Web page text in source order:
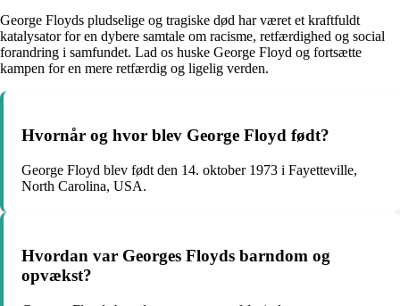
George Floyds pludselige og tragiske død har været et kraftfuldt
katalysator for en dybere samtale om racisme, retfærdighed og social
forandring i samfundet. Lad os huske George Floyd og fortsætte
kampen for en mere retfærdig og ligelig verden.
Hvornår og hvor blev George Floyd født?
George Floyd blev født den 14. oktober 1973 i Fayetteville,
North Carolina, USA.
Hvordan var Georges Floyds barndom og
opvækst?